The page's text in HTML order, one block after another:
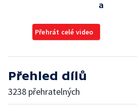
a
Přehrát celé video
Přehled dílů
3238 přehratelných